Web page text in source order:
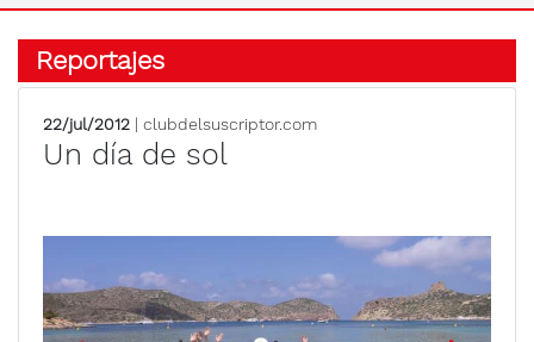
Reportajes
22/jul/2012 | clubdelsuscriptor.com
Un día de sol